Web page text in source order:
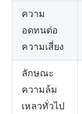
ความ
อดทนต่อ
ความเสี่ยง
ลักษณะ
ความล้ม
เหลวทั่วไป